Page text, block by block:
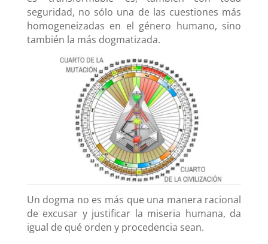
seguridad, no sólo una de las cuestiones más
homogeneizadas en el género humano, sino
también la más dogmatizada.
Un dogma no es más que una manera racional
de excusar y justificar la miseria humana, da
igual de qué orden y procedencia sean.